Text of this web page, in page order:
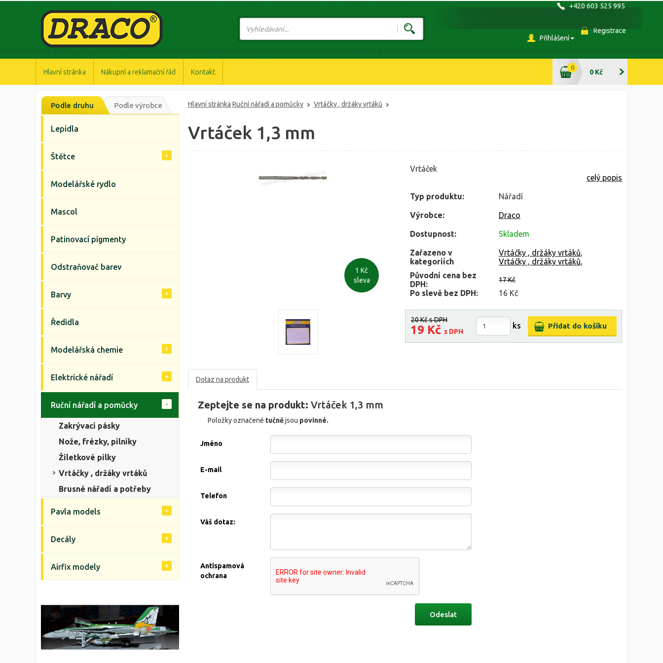
+420 603 525 995
Přihlášení
Registrace
Hlavní stránka Nákupní a reklamační řád Kontakt
0
0 Kč
Hlavní stránka Ruční nářadí a pomůcky Vrtáčky , držáky vrtáků
Vrtáček 1,3 mm
1 Kč
sleva
Vrtáček
celý popis
Typ produktu: Nářadí
Výrobce: Draco
Dostupnost: Skladem
Zařazeno v
kategoriích
Vrtáčky , držáky vrtáků,
Vrtáčky , držáky vrtáků,
Původní cena bez
DPH:
17 Kč
Po slevě bez DPH: 16 Kč
20 Kčs DPH
19 Kč s DPH
ks
Dotaz na produkt
Zeptejte se na produkt: Vrtáček 1,3 mm
Položky označené tučnějsou povinné.
Jméno
E-mail
Telefon
Váš dotaz:
Antispamová
ochrana
Podle druhu Podle výrobce
Lepidla
Štětce
Modelářské rydlo
Mascol
Patinovací pigmenty
Odstraňovač barev
Barvy
Ředidla
Modelářská chemie
Elektrické nářadí
Ruční nářadí a pomůcky
Zakrývací pásky
Nože, frézky, pilníky
Žiletkové pilky
Vrtáčky , držáky vrtáků
Brusné nářadí a potřeby
Pavla models
Decály
Airfix modely